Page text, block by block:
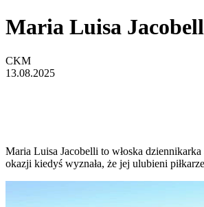
Maria Luisa
CKM
13.08.2025
Maria Luisa Jacobelli to włoska
okazji kiedyś wyznała, że jej ulubieni